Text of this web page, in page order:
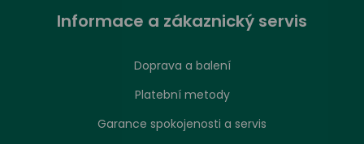
Informace a zákaznický servis
Doprava a balení
Platební metody
Garance spokojenosti a servis